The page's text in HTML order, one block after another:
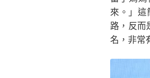
來。」這
路，反而
名，非常